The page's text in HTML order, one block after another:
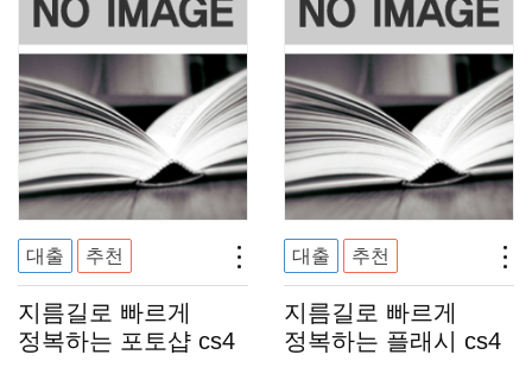
대출 추천
지름길로 빠르게
정복하는 포토샵 cs4
대출 추천
지름길로 빠르게
정복하는 플래시 cs4